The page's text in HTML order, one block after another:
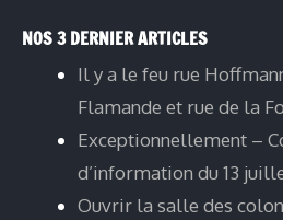
NOS 3 DERNIER ARTICLES
Il y a le feu rue
Flamande et rue de la
Exceptionnellement –
d’information du 13
Ouvrir la salle des